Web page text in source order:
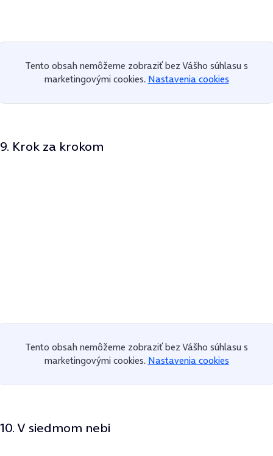
Tento obsah nemôžeme zobraziť bez Vášho súhlasu s
marketingovými cookies. Nastavenia cookies
9. Krok za krokom
Tento obsah nemôžeme zobraziť bez Vášho súhlasu s
marketingovými cookies. Nastavenia cookies
10. V siedmom nebi